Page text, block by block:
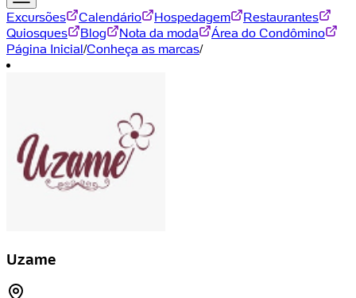
Excursões Calendário Hospedagem
Restaurantes
Quiosques
Blog Nota da moda
Área do Condômino
Página Inicial/Conheça as marcas/
Uzame